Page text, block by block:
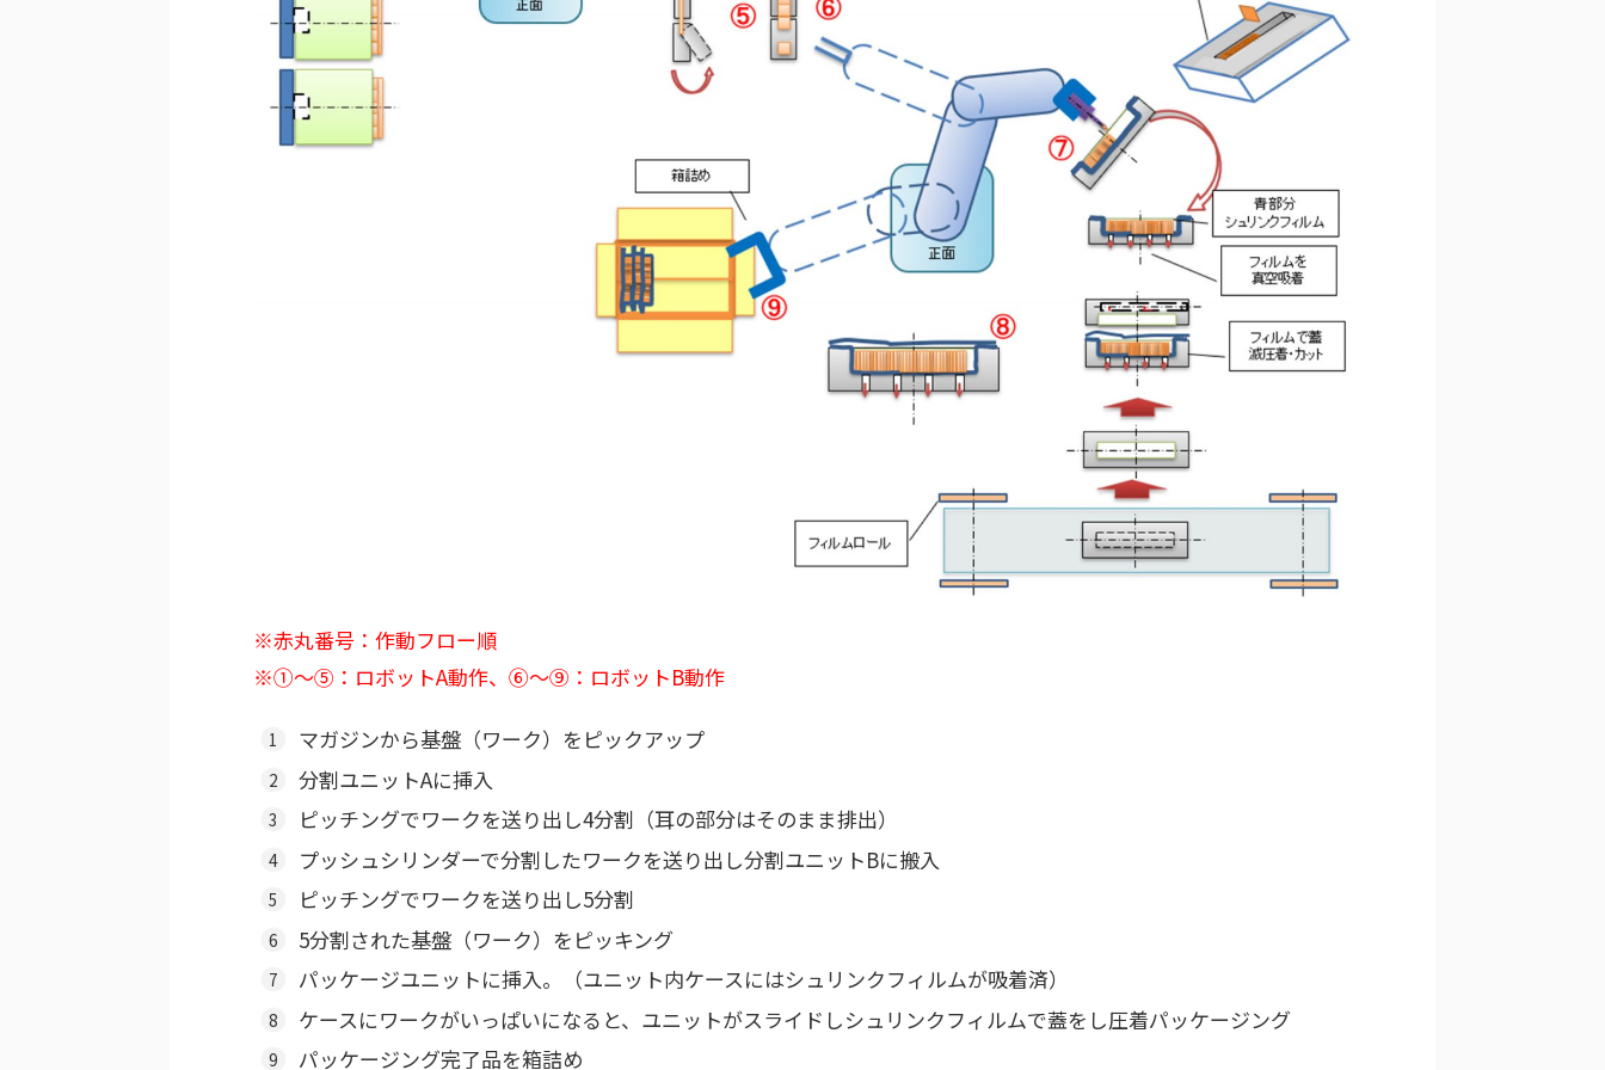
※赤丸番号：作動フロー順
※①～⑤：ロボットA動作、⑥～⑨：ロボットB動作
マガジンから基盤（ワーク）をピックアップ
分割ユニットAに挿入
ピッチングでワークを送り出し4分割（耳の部分はそのまま排出）
プッシュシリンダーで分割したワークを送り出し分割ユニットBに搬入
ピッチングでワークを送り出し5分割
5分割された基盤（ワーク）をピッキング
パッケージユニットに挿入。（ユニット内ケースにはシュリンクフィルムが吸着済）
ケースにワークがいっぱいになると、ユニットがスライドしシュリンクフィルムで蓋をし圧着パッケージング
パッケージング完了品を箱詰め